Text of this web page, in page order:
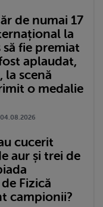
de numai 17
la
fie premiat
aplaudat,
la scenă
o medalie
04.08.2026
cucerit
aur și trei de
Fizică
campionii?